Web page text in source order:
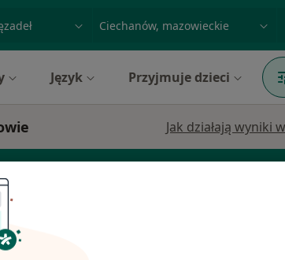
miasto lub dzielnica
Język Przyjmuje dzieci
Jak działają wyniki